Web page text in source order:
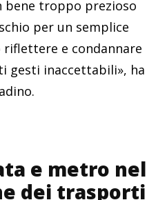
bene troppo prezioso
per un semplice
riflettere e condannare
gesti inaccettabili», ha
e metro nel
dei trasporti